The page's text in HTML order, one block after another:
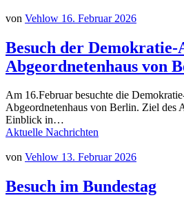
von Vehlow 16. Februar 2026
Besuch der Demokratie-
Abgeordnetenhaus von
Am 16.Februar besuchte die
Abgeordnetenhaus von Berlin. Ziel des
Einblick in…
Aktuelle Nachrichten
von Vehlow 13. Februar 2026
Besuch im Bundestag